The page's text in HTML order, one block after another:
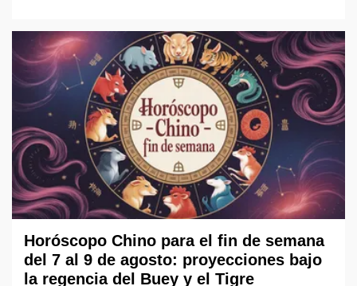
Horóscopo Chino para el fin de semana
del 7 al 9 de agosto: proyecciones bajo
la regencia del Buey y el Tigre